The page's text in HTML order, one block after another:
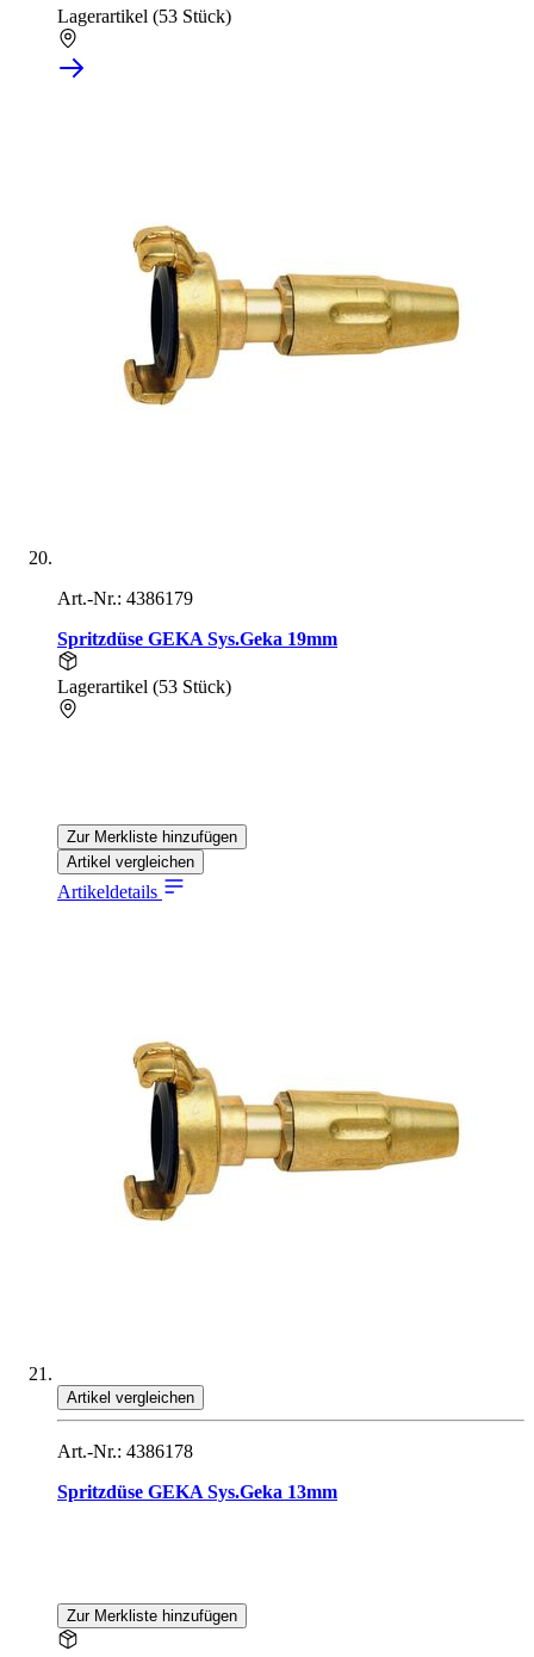
Lagerartikel (53 Stück)
Art.-Nr.: 4386179
Spritzdüse GEKA Sys.Geka 19mm
Lagerartikel (53 Stück)
Zur Merkliste hinzufügen
Artikel vergleichen
Artikeldetails
Artikel vergleichen
Art.-Nr.: 4386178
Spritzdüse GEKA Sys.Geka 13mm
Zur Merkliste hinzufügen